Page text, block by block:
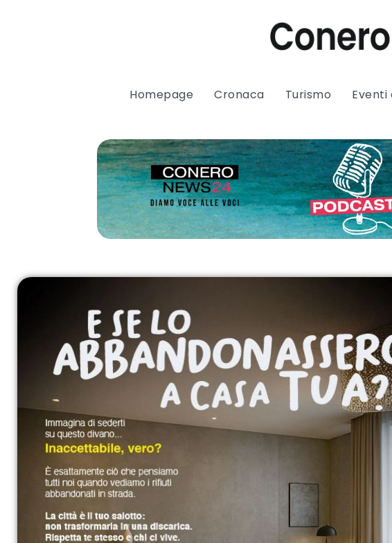
Homepage Cronaca Turismo Eventi